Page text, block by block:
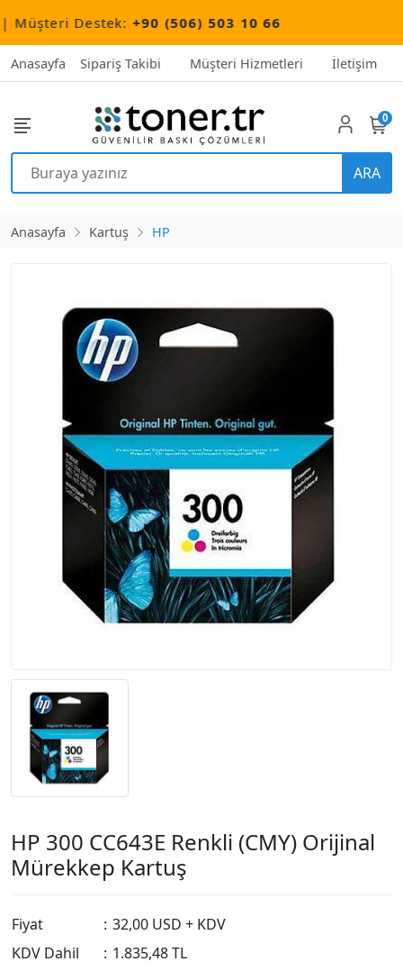
Destek:+90 (506) 503 10 66
Anasayfa Sipariş Takibi Müşteri Hizmetleri İletişim
ARA
0
Anasayfa Kartuş HP
HP 300 CC643E Renkli (CMY) Orijinal
Mürekkep Kartuş
Fiyat : 32,00 USD + KDV
KDV Dahil
: 1.835,48 TL